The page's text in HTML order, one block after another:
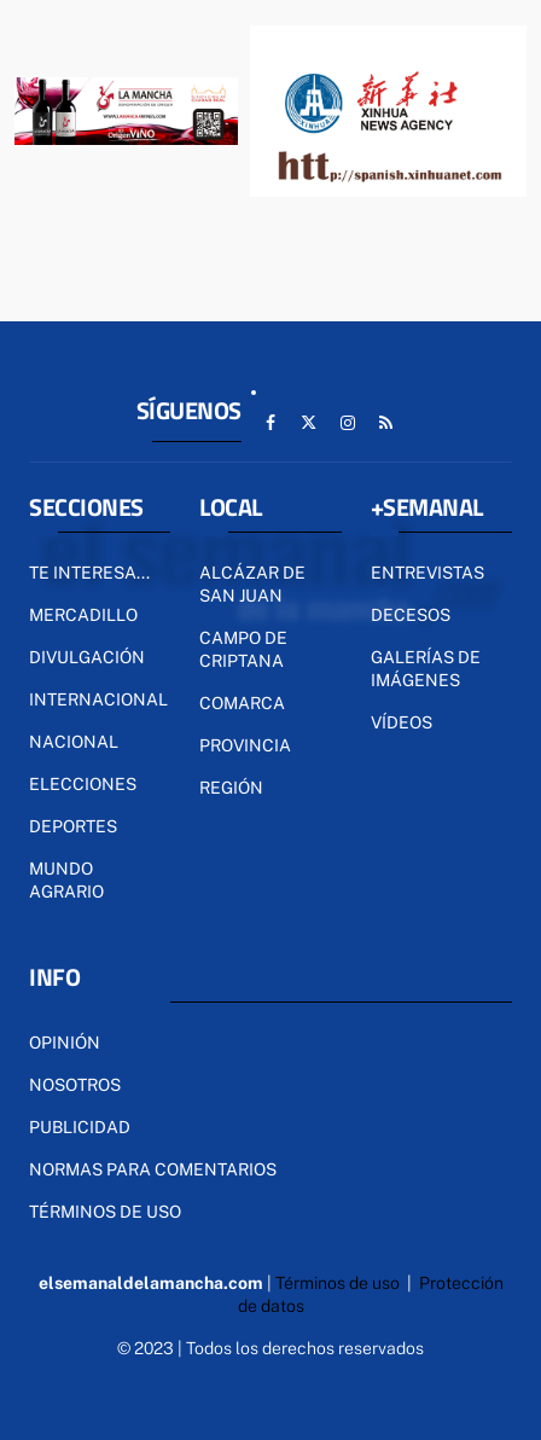
SÍGUENOS
SECCIONES
TE INTERESA...
MERCADILLO
DIVULGACIÓN
INTERNACIONAL
NACIONAL
ELECCIONES
DEPORTES
MUNDO
AGRARIO
LOCAL
ALCÁZAR DE
SAN JUAN
CAMPO DE
CRIPTANA
COMARCA
PROVINCIA
REGIÓN
+SEMANAL
ENTREVISTAS
DECESOS
GALERÍAS DE
IMÁGENES
VÍDEOS
INFO
OPINIÓN
NOSOTROS
PUBLICIDAD
NORMAS PARA COMENTARIOS
TÉRMINOS DE USO
elsemanaldelamancha.com Términos de uso| Protección
de datos
© 2023 | Todos los derechos reservados